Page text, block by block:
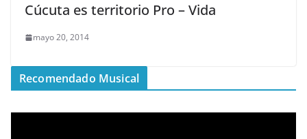
Cúcuta es territorio Pro – Vida
mayo 20, 2014
Recomendado Musical